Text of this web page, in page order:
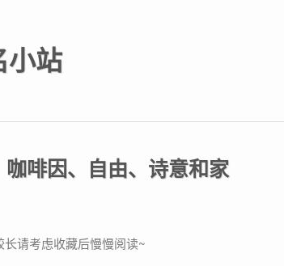
小站
啡因、自由、诗意和家
长请考虑收藏后慢慢阅读~